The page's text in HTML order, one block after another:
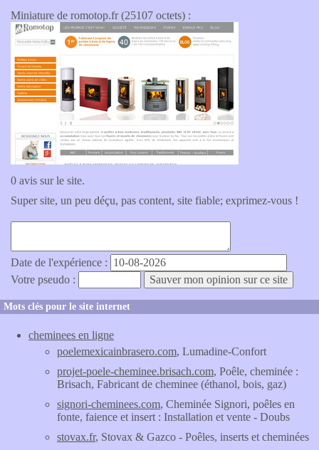
Miniature de romotop.fr (25107 octets) :
0 avis sur le site.
Super site, un peu déçu, pas content, site fiable; exprimez-vous !
Date de l'expérience :
Votre pseudo :
Mots clés pour le site internet
cheminees en ligne
poelemexicainbrasero.com, Lumadine-Confort
projet-poele-cheminee.brisach.com, Poêle, cheminée :
Brisach, Fabricant de cheminee (éthanol, bois, gaz)
signori-cheminees.com, Cheminée Signori, poêles en
fonte, faience et insert : Installation et vente - Doubs
stovax.fr, Stovax & Gazco - Poêles, inserts et cheminées